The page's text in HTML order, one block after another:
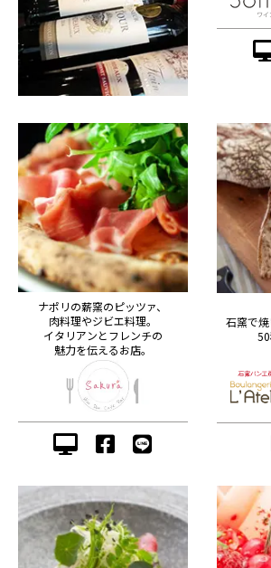
ナポリの薪窯のピッツァ、
肉料理やジビエ料理。
イタリアンとフレンチの
魅力を伝えるお店。
石窯で